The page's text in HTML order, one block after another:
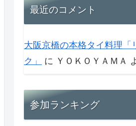
最近のコメント
大阪京橋の本格タイ料理「
ク」
に ＹＯＫＯＹＡＭＡ
参加ランキング